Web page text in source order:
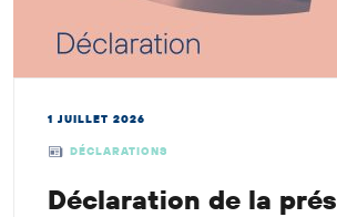
1 JUILLET 2026
DÉCLARATIONS
Déclaration de la